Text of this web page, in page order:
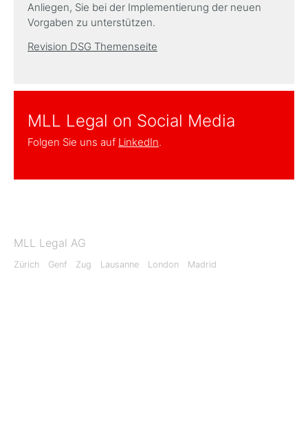
Anliegen, Sie bei der Implementierung der neuen
Vorgaben zu unterstützen.
Revision DSG Themenseite
MLL Legal on Social Media
Folgen Sie uns auf LinkedIn.
MLL Legal AG
Zürich Genf Zug Lausanne London Madrid